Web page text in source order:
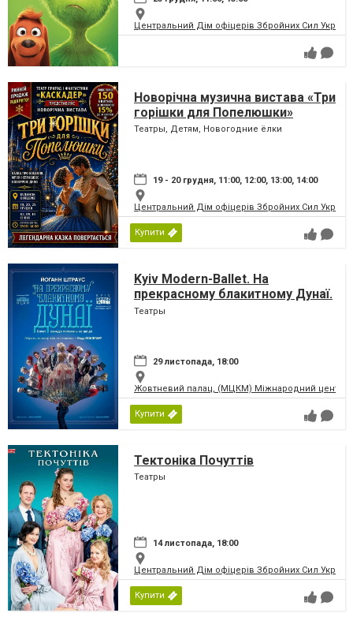
Центральний Дім офіцерів Збройних Сил
Новорічна музична вистава «Три
горішки для Попелюшки»
Театры, Детям, Новогодние ёлки
19 - 20 грудня, 11:00, 12:00, 13:00, 14:00
Центральний Дім офіцерів Збройних Сил
Купити
Kyiv Modern-Ballet. На
прекрасному блакитному Дунаї.
Раду Поклітару
Театры
29 листопада, 18:00
Жовтневий палац, (МЦКМ) Міжнародний центр
Купити
Тектоніка Почуттів
Театры
14 листопада, 18:00
Центральний Дім офіцерів Збройних Сил
Купити